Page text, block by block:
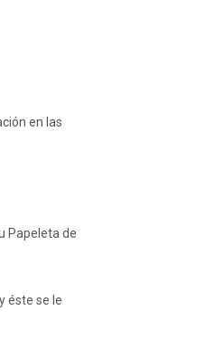
en las
Papeleta de
éste se le